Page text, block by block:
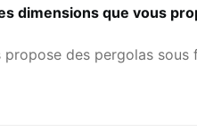
dimensions que vous
propose des pergolas